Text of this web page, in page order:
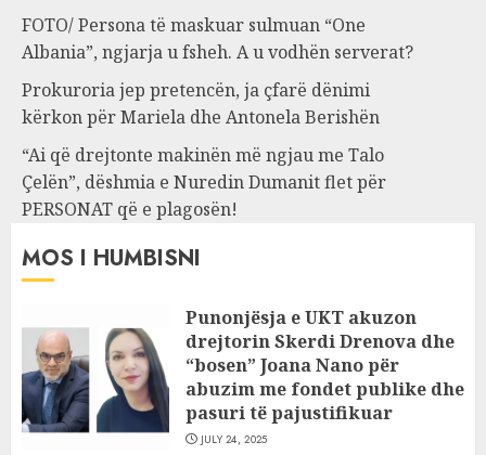
FOTO/ Persona të maskuar sulmuan “One
Albania”, ngjarja u fsheh. A u vodhën serverat?
Prokuroria jep pretencën, ja çfarë dënimi
kërkon për Mariela dhe Antonela Berishën
“Ai që drejtonte makinën më ngjau me Talo
Çelën”, dëshmia e Nuredin Dumanit flet për
PERSONAT që e plagosën!
MOS I HUMBISNI
Punonjësja e UKT akuzon
drejtorin Skerdi Drenova dhe
“bosen” Joana Nano për
abuzim me fondet publike dhe
pasuri të pajustifikuar
JULY 24, 2025